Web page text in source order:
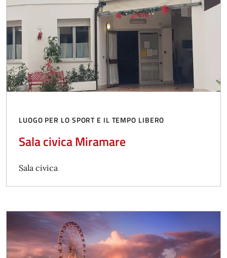
LUOGO PER LO SPORT E IL TEMPO LIBERO
Sala civica Miramare
Sala civica